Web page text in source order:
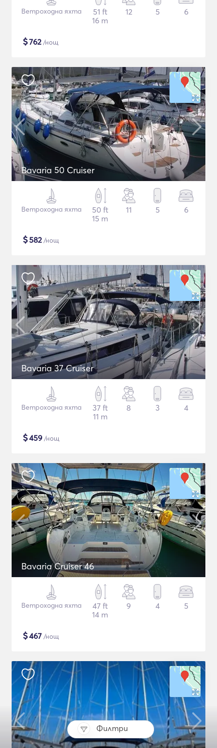
Филтри
Ветроходна яхта
51 ft
16 m
12 5 6
$762/нощ
Bavaria 50 Cruiser
Ветроходна яхта
50 ft
15 m
11 5 6
$582/нощ
Bavaria 37 Cruiser
Ветроходна яхта
37 ft
11 m
8 3 4
$459 /нощ
Bavaria Cruiser 46
Ветроходна яхта
47 ft
14 m
9 4 5
$467 /нощ